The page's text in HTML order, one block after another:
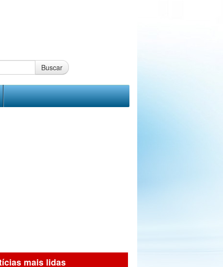
Buscar
mais lidas